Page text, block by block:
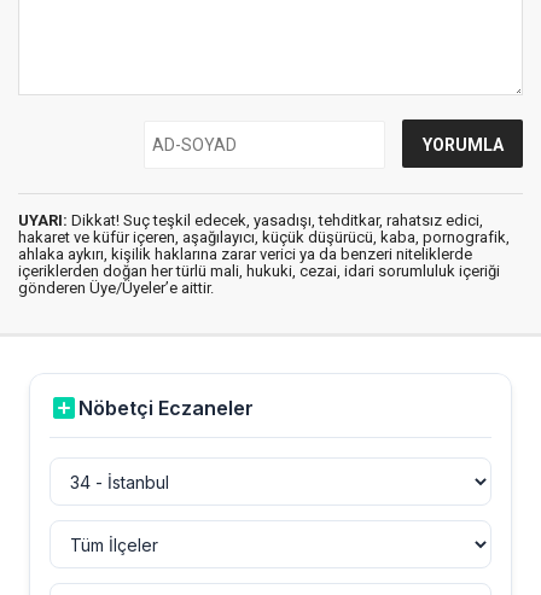
UYARI: Dikkat! Suç teşkil edecek, yasadışı, tehditkar, rahatsız edici,
hakaret ve küfür içeren, aşağılayıcı, küçük düşürücü, kaba, pornografik,
ahlaka aykırı, kişilik haklarına zarar verici ya da benzeri niteliklerde
içeriklerden doğan her türlü mali, hukuki, cezai, idari sorumluluk içeriği
gönderen Üye/Üyeler’e aittir.